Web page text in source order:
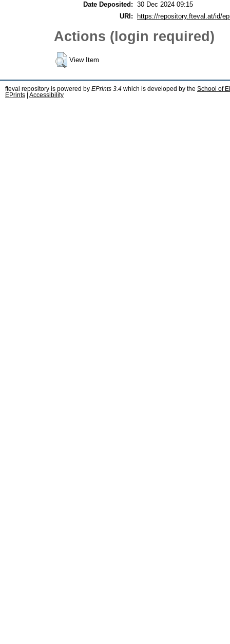
Date Deposited: 30 Dec 2024 09:15
URI: https://repository.fteval.at/id/
Actions (login required)
View Item
fteval repository is powered by EPrints 3.4 which is developed by the School of
EPrints
Accessibility